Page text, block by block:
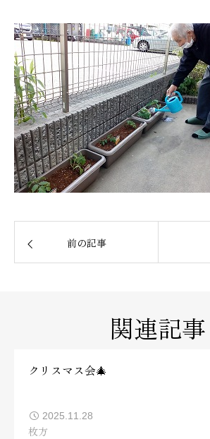
前の記事
関連記事
クリスマス会🎄
2025.11.28
枚方